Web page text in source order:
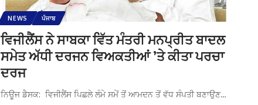
NEWS ਪੰਜਾਬ
ਵਿਜੀਲੈਂਸ ਨੇ ਸਾਬਕਾ ਵਿੱਤ ਮੰਤਰੀ ਮਨਪ੍ਰੀਤ ਬਾਦਲ
ਸਮੇਤ ਅੱਧੀ ਦਰਜਨ ਵਿਅਕਤੀਆਂ ’ਤੇ ਕੀਤਾ ਪਰਚਾ
ਦਰਜ
ਨਿਊਜ ਡੈਸਕ: ਵਿਜੀਲੈਂਸ ਪਿਛਲੇ ਲੰਮੇ ਸਮੇਂ ਤੋਂ ਆਮਦਨ ਤੋਂ ਵੱਧ ਸੰਪਤੀ ਬਣਾਉਣ…